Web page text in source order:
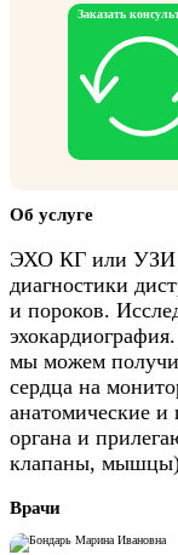
Заказать
Об услуге
ЭХО КГ или УЗИ
диагностики
и пороков.
мы можем
сердца на
анатомические и
органа и
клапаны,
Врачи